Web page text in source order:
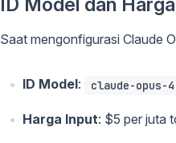
ID Model dan
Saat mengonfigurasi Claude
ID Model: claude-opus-
Harga Input: $5 per juta